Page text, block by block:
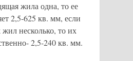
жила одна, то ее
2,5-625 кв. мм, если
несколько, то их
2,5-240 кв. мм.